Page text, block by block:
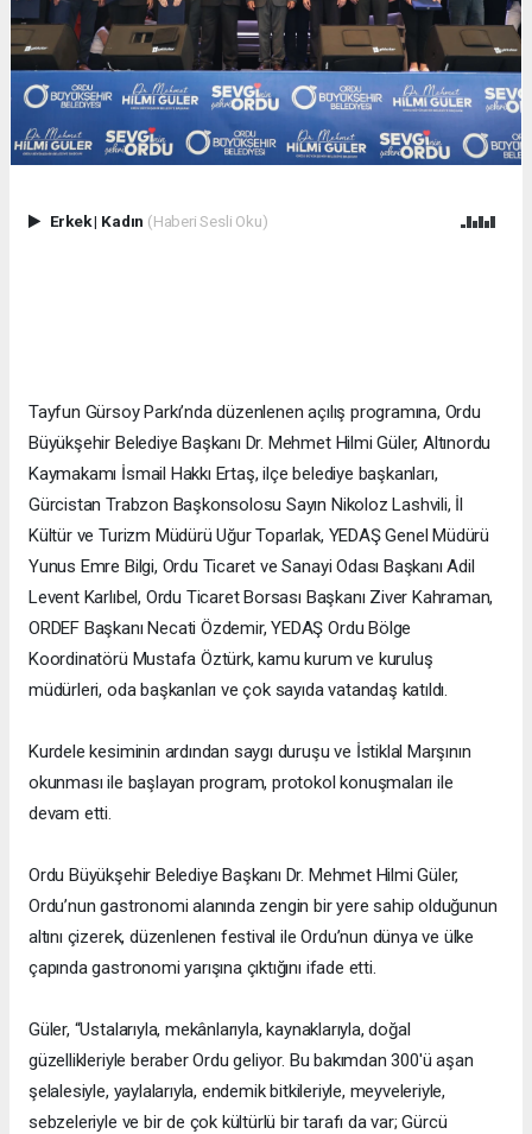
Erkek| Kadın (Haberi Sesli Oku)
Tayfun Gürsoy Parkı’nda düzenlenen açılış programına, Ordu
Büyükşehir Belediye Başkanı Dr. Mehmet Hilmi Güler, Altınordu
Kaymakamı İsmail Hakkı Ertaş, ilçe belediye başkanları,
Gürcistan Trabzon Başkonsolosu Sayın Nikoloz Lashvili, İl
Kültür ve Turizm Müdürü Uğur Toparlak, YEDAŞ Genel Müdürü
Yunus Emre Bilgi, Ordu Ticaret ve Sanayi Odası Başkanı Adil
Levent Karlıbel, Ordu Ticaret Borsası Başkanı Ziver Kahraman,
ORDEF Başkanı Necati Özdemir, YEDAŞ Ordu Bölge
Koordinatörü Mustafa Öztürk, kamu kurum ve kuruluş
müdürleri, oda başkanları ve çok sayıda vatandaş katıldı.
Kurdele kesiminin ardından saygı duruşu ve İstiklal Marşının
okunması ile başlayan program, protokol konuşmaları ile
devam etti.
Ordu Büyükşehir Belediye Başkanı Dr. Mehmet Hilmi Güler,
Ordu’nun gastronomi alanında zengin bir yere sahip olduğunun
altını çizerek, düzenlenen festival ile Ordu’nun dünya ve ülke
çapında gastronomi yarışına çıktığını ifade etti.
Güler, “Ustalarıyla, mekânlarıyla, kaynaklarıyla, doğal
güzellikleriyle beraber Ordu geliyor. Bu bakımdan 300'ü aşan
şelalesiyle, yaylalarıyla, endemik bitkileriyle, meyveleriyle,
sebzeleriyle ve bir de çok kültürlü bir tarafı da var; Gürcü